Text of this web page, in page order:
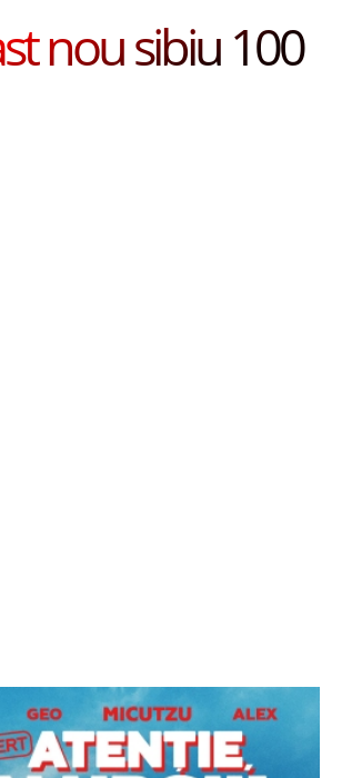
nou sibiu 100